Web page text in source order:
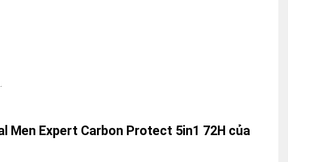
Men Expert Carbon Protect 5in1 72H của